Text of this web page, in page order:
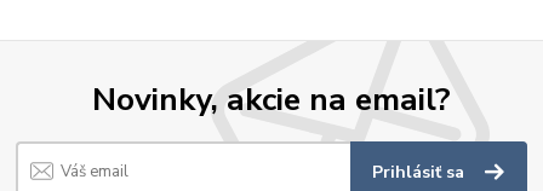
Novinky, akcie na email?
Prihlásiť sa